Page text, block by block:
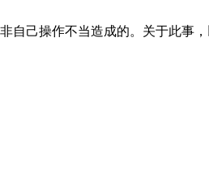
己操作不当造成的。关于此事，